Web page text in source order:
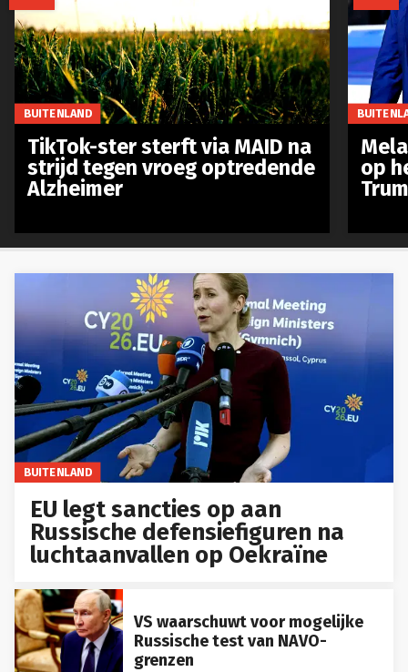
BUITENLAND
EU legt sancties op aan
Russische defensiefiguren na
luchtaanvallen op Oekraïne
VS waarschuwt voor mogelijke
Russische test van NAVO-
grenzen
BUITENLAND
TikTok-ster sterft via MAID na
strijd tegen vroeg optredende
Alzheimer
op